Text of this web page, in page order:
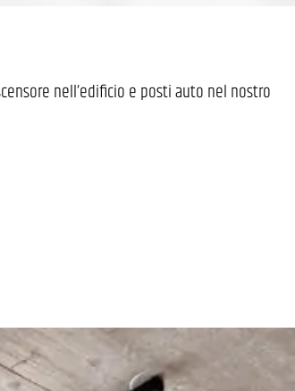
nell’edificio e posti auto nel nostro